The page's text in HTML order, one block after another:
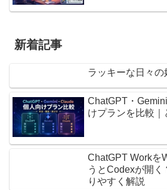
新着記事
ラッキーな日々の
ChatGPT・
けプランを比較｜
ChatGPT Workを
うとCodexが開
りやすく解説